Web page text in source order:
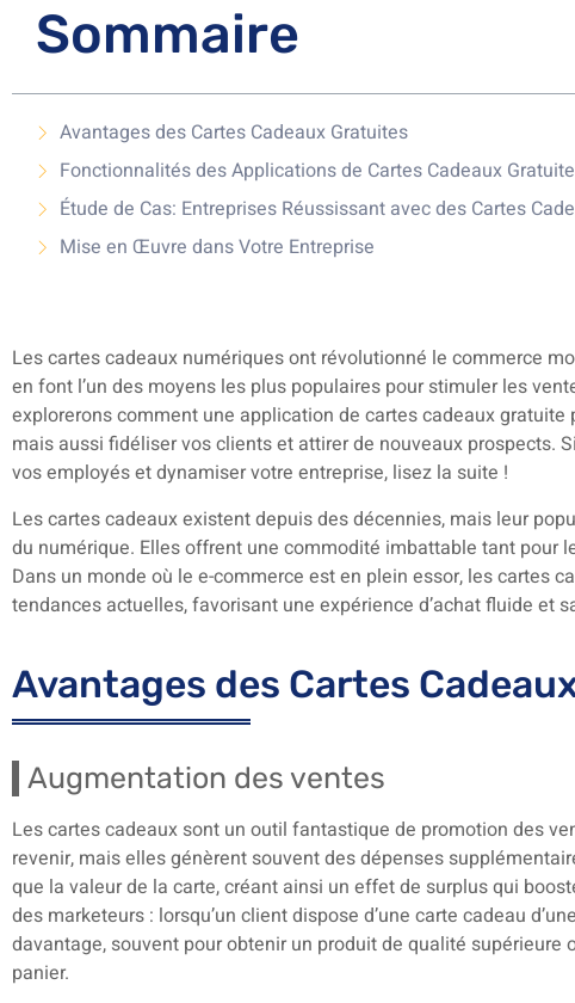
Sommaire
Avantages des Cartes Cadeaux Gratuites
Fonctionnalités des Applications de Cartes Cadeaux
Étude de Cas: Entreprises Réussissant avec des Cartes
Mise en Œuvre dans Votre Entreprise
Les cartes cadeaux numériques ont révolutionné le commerce
en font l’un des moyens les plus populaires pour stimuler les
explorerons comment une application de cartes cadeaux
mais aussi fidéliser vos clients et attirer de nouveaux prospects.
vos employés et dynamiser votre entreprise, lisez la suite !
Les cartes cadeaux existent depuis des décennies, mais leur
du numérique. Elles offrent une commodité imbattable tant pour
Dans un monde où le e-commerce est en plein essor, les cartes
tendances actuelles, favorisant une expérience d’achat fluide et
Avantages des Cartes
Augmentation des ventes
Les cartes cadeaux sont un outil fantastique de promotion des
revenir, mais elles génèrent souvent des dépenses
que la valeur de la carte, créant ainsi un effet de surplus qui
des marketeurs : lorsqu’un client dispose d’une carte cadeau
davantage, souvent pour obtenir un produit de qualité
panier.